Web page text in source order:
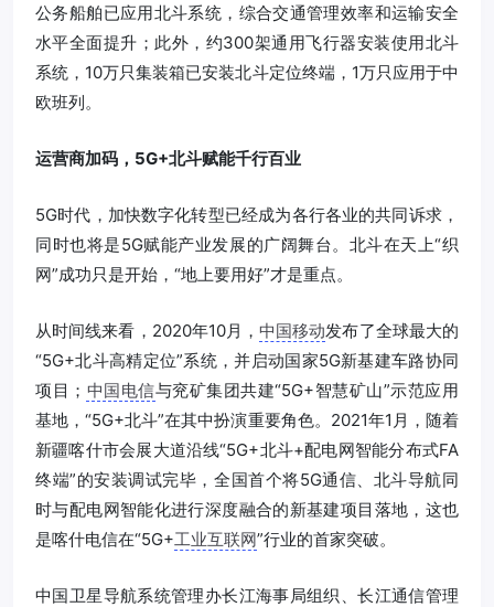
公务船舶已应用北斗系统，综合交通管理效率和运输安全
水平全面提升；此外，约300架通用飞行器安装使用北斗
系统，10万只集装箱已安装北斗定位终端，1万只应用于中
欧班列。
运营商加码，5G+北斗赋能千行百业
5G时代，加快数字化转型已经成为各行各业的共同诉求，
同时也将是5G赋能产业发展的广阔舞台。北斗在天上“织
网”成功只是开始，“地上要用好”才是重点。
从时间线来看，2020年10月，中国移动发布了全球最大的
“5G+北斗高精定位”系统，并启动国家5G新基建车路协同
项目； 中国电信与兖矿集团共建“5G+智慧矿山”示范应用
基地，“5G+北斗”在其中扮演重要角色。2021年1月，随着
新疆喀什市会展大道沿线“5G+北斗+配电网智能分布式FA
终端”的安装调试完毕，全国首个将5G通信、北斗导航同
时与配电网智能化进行深度融合的新基建项目落地，这也
是喀什电信在“5G+工业互联网”行业的首家突破。
中国卫星导航系统管理办长江海事局组织、长江通信管理